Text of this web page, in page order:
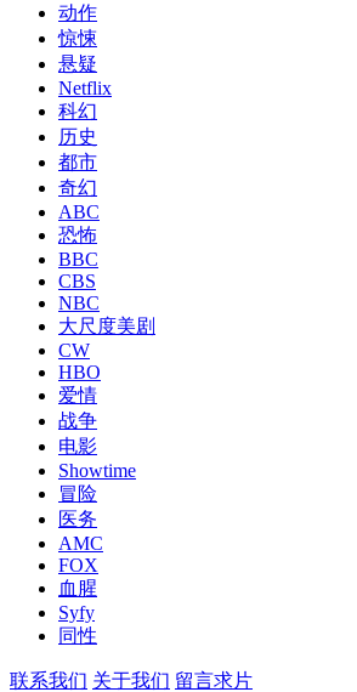
动作
惊悚
悬疑
Netflix
科幻
历史
都市
奇幻
ABC
恐怖
BBC
CBS
NBC
大尺度美剧
CW
HBO
爱情
战争
电影
Showtime
冒险
医务
AMC
FOX
血腥
Syfy
同性
联系我们 关于我们 留言求片